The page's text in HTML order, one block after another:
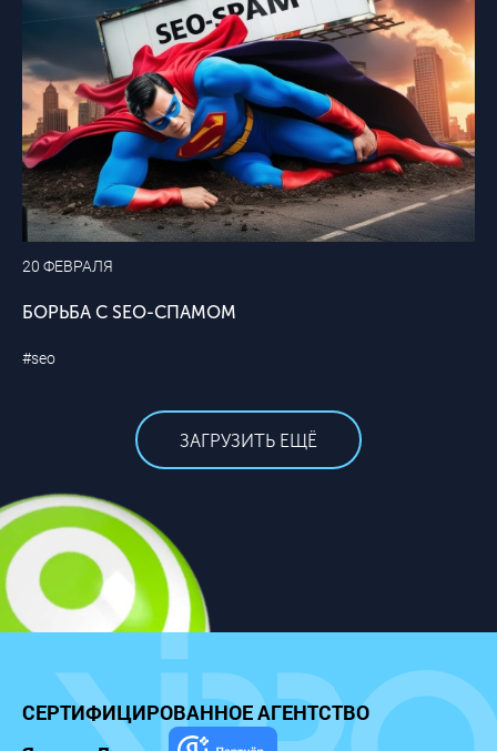
20 ФЕВРАЛЯ
БОРЬБА С SEO-СПАМОМ
#seo
ЗАГРУЗИТЬ ЕЩЁ
СЕРТИФИЦИРОВАННОЕАГЕНТСТВО